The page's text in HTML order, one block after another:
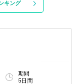
キング
期間
5日間